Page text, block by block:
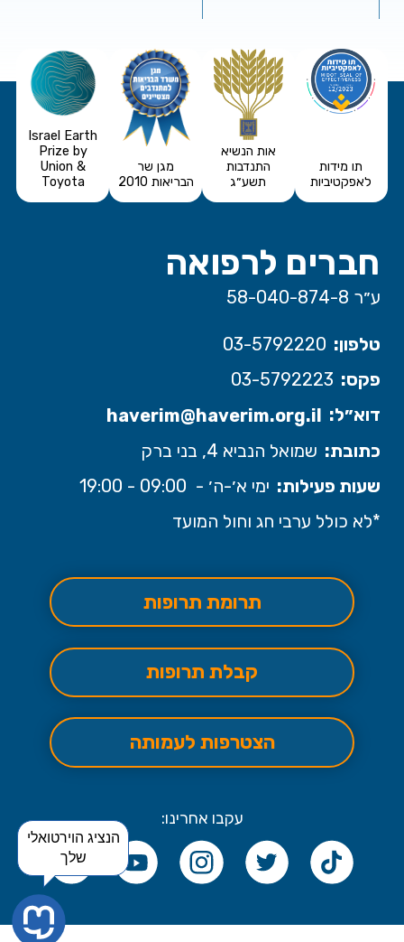
חברים לרפואה
ע״ר 58-040-874-8
טלפון: 03-5792220
פקס: 03-5792223
דוא״ל:
haverim@haverim.org.il
כתובת: שמואל הנביא 4, בני ברק
שעות פעילות: ימי א׳-ה׳ - 09:00 - 19:00
*לא כולל ערבי חג וחול המועד
תו מידות
לאפקטיביות
אות הנשיא
התנדבות
תשע״ג
מגן שר
הבריאות 2010
Israel Earth
Prize by
Union &
Toyota
תרומת תרופות
קבלת תרופות
הצטרפות לעמותה
עקבו אחרינו:
הנציג הוירטואלי
שלך